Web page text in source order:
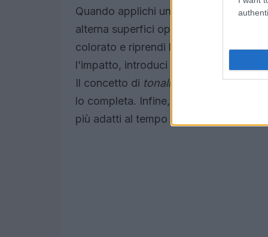
Quando applichi una di queste
alterna superfici opache e lucide per
colorato e riprendi la seconda tinta
l’impatto, introduci il colore tramite un
Il concetto di tonalità d’accentoè
lo completa. Infine, considera la
più adatti al tempo libero, altri a